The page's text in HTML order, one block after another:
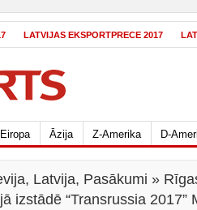
LATVIJAS EKSPORTPRECE 2017
Eiropa Āzija Z-Amerika D-
, Latvija, Pasākumi »
izstādē “Transrussia 2017”